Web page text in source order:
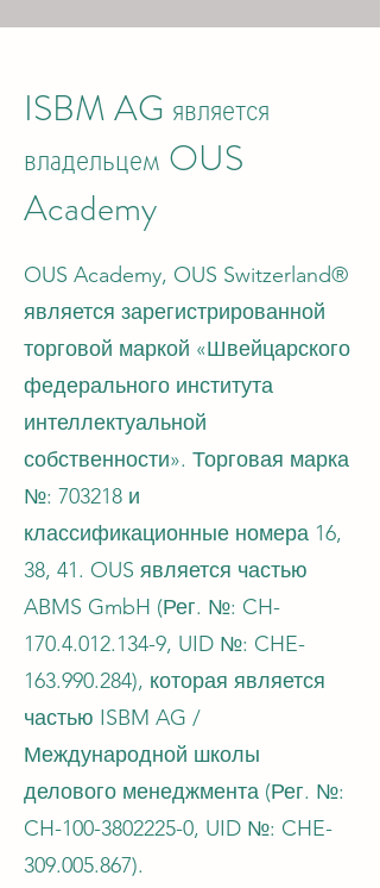
ISBM AG является
владельцем OUS
Academy
OUS Academy, OUS Switzerland®
является зарегистрированной
торговой маркой «Швейцарского
федерального института
интеллектуальной
собственности». Торговая марка
№: 703218 и
классификационные номера 16,
38, 41. OUS является частью
ABMS GmbH (Рег. №: CH-
170.4.012.134-9, UID №: CHE-
163.990.284), которая является
частью ISBM AG /
Международной школы
делового менеджмента (Рег. №:
CH-100-3802225-0, UID №: CHE-
309.005.867).